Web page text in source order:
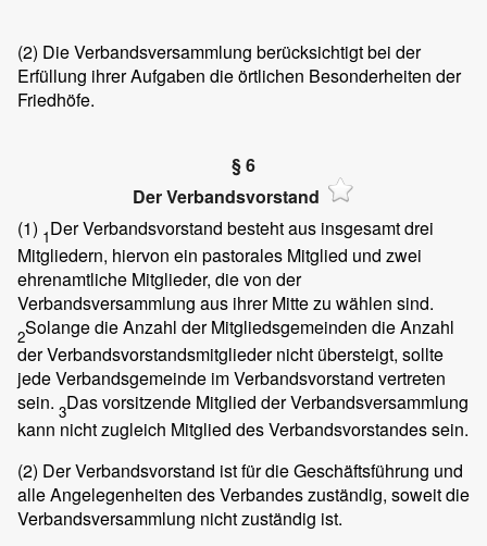
(2) Die Verbandsversammlung berücksichtigt bei der
Erfüllung ihrer Aufgaben die örtlichen Besonderheiten der
Friedhöfe.
§ 6
Der Verbandsvorstand
(1) 1Der Verbandsvorstand besteht aus insgesamt drei
Mitgliedern, hiervon ein pastorales Mitglied und zwei
ehrenamtliche Mitglieder, die von der
Verbandsversammlung aus ihrer Mitte zu wählen sind.
2Solange die Anzahl der Mitgliedsgemeinden die Anzahl
der Verbandsvorstandsmitglieder nicht übersteigt, sollte
jede Verbandsgemeinde im Verbandsvorstand vertreten
sein. 3Das vorsitzende Mitglied der Verbandsversammlung
kann nicht zugleich Mitglied des Verbandsvorstandes sein.
(2) Der Verbandsvorstand ist für die Geschäftsführung und
alle Angelegenheiten des Verbandes zuständig, soweit die
Verbandsversammlung nicht zuständig ist.